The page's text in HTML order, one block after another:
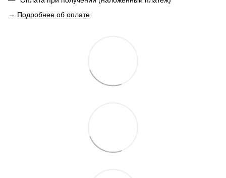
→ Подробнее об оплате